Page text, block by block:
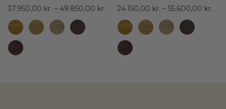
37.950,00 kr. – 49.850,00 kr. Prisinterval:
37.950,00 kr.
49.850,00 kr.
24.150,00 kr. – 55.600,00 kr.